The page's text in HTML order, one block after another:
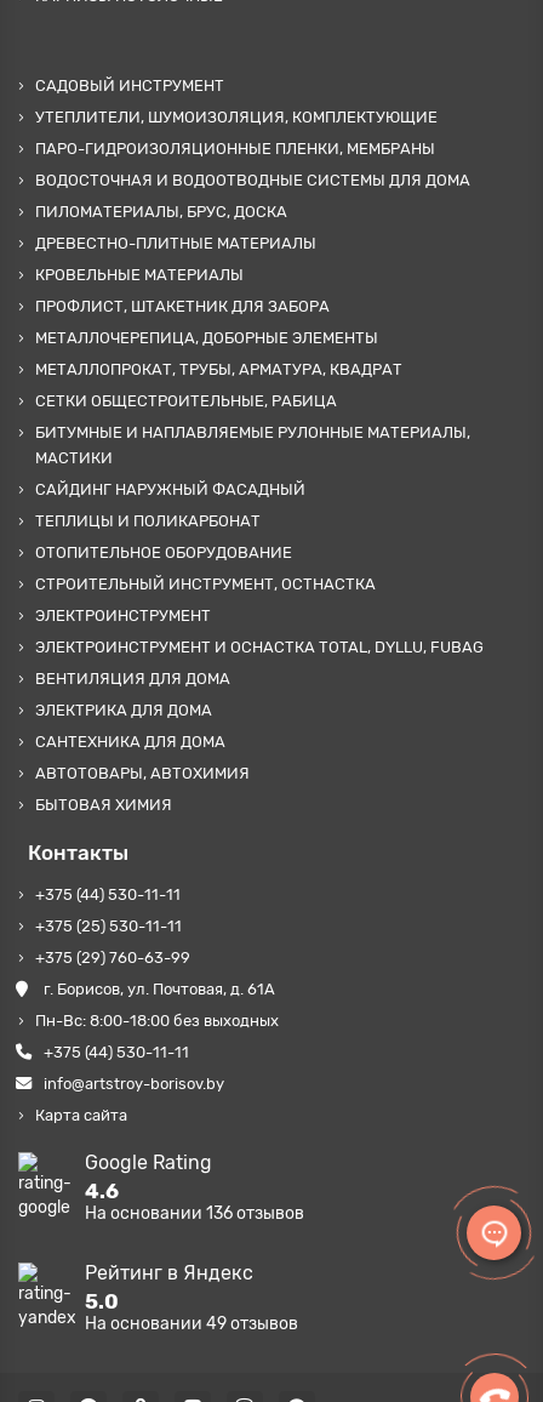
САДОВЫЙ ИНСТРУМЕНТ
УТЕПЛИТЕЛИ, ШУМОИЗОЛЯЦИЯ, КОМПЛЕКТУЮЩИЕ
ПАРО-ГИДРОИЗОЛЯЦИОННЫЕ ПЛЕНКИ, МЕМБРАНЫ
ВОДОСТОЧНАЯ И ВОДООТВОДНЫЕ СИСТЕМЫ ДЛЯ ДОМА
ПИЛОМАТЕРИАЛЫ, БРУС, ДОСКА
ДРЕВЕСТНО-ПЛИТНЫЕ МАТЕРИАЛЫ
КРОВЕЛЬНЫЕ МАТЕРИАЛЫ
ПРОФЛИСТ, ШТАКЕТНИК ДЛЯ ЗАБОРА
МЕТАЛЛОЧЕРЕПИЦА, ДОБОРНЫЕ ЭЛЕМЕНТЫ
МЕТАЛЛОПРОКАТ, ТРУБЫ, АРМАТУРА, КВАДРАТ
СЕТКИ ОБЩЕСТРОИТЕЛЬНЫЕ, РАБИЦА
БИТУМНЫЕ И НАПЛАВЛЯЕМЫЕ РУЛОННЫЕ МАТЕРИАЛЫ,
МАСТИКИ
САЙДИНГ НАРУЖНЫЙ ФАСАДНЫЙ
ТЕПЛИЦЫ И ПОЛИКАРБОНАТ
ОТОПИТЕЛЬНОЕ ОБОРУДОВАНИЕ
СТРОИТЕЛЬНЫЙ ИНСТРУМЕНТ, ОСТНАСТКА
ЭЛЕКТРОИНСТРУМЕНТ
ЭЛЕКТРОИНСТРУМЕНТ И ОСНАСТКА TOTAL, DYLLU, FUBAG
ВЕНТИЛЯЦИЯ ДЛЯ ДОМА
ЭЛЕКТРИКА ДЛЯ ДОМА
САНТЕХНИКА ДЛЯ ДОМА
АВТОТОВАРЫ, АВТОХИМИЯ
БЫТОВАЯ ХИМИЯ
Контакты
+375 (44) 530-11-11
+375 (25) 530-11-11
+375 (29) 760-63-99
г. Борисов, ул. Почтовая, д. 61А
Пн-Вс: 8:00-18:00 без выходных
+375 (44) 530-11-11
info@artstroy-borisov.by
Карта сайта
Google Rating
4.6
На основании 136отзывов
Рейтинг в Яндекс
5.0
На основании 49отзывов